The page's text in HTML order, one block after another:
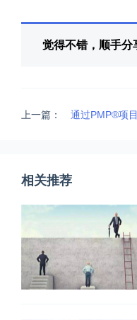
觉得不错，顺手分
上一篇： 通过PMP®项
相关推荐